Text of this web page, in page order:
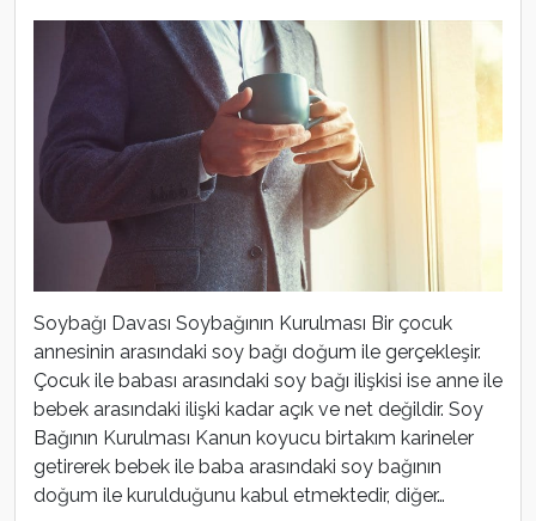
Soybağı Davası Soybağının Kurulması Bir çocuk
annesinin arasındaki soy bağı doğum ile gerçekleşir.
Çocuk ile babası arasındaki soy bağı ilişkisi ise anne ile
bebek arasındaki ilişki kadar açık ve net değildir. Soy
Bağının Kurulması Kanun koyucu birtakım karineler
getirerek bebek ile baba arasındaki soy bağının
doğum ile kurulduğunu kabul etmektedir, diğer…